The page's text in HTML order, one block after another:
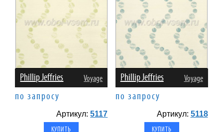
Phillip Jeffries Voyage
по запросу
Артикул:5117
Phillip Jeffries Voyage
по запросу
Артикул: 5118